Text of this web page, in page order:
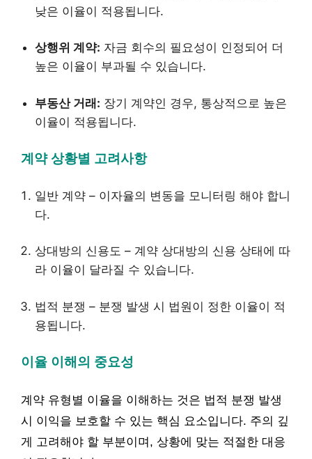
낮은 이율이 적용됩니다.
상행위 계약: 자금 회수의 필요성이 인정되어 더
높은 이율이 부과될 수 있습니다.
부동산 거래: 장기 계약인 경우, 통상적으로 높은
이율이 적용됩니다.
계약 상황별 고려사항
일반 계약 – 이자율의 변동을 모니터링 해야 합니
다.
상대방의 신용도 – 계약 상대방의 신용 상태에 따
라 이율이 달라질 수 있습니다.
법적 분쟁 – 분쟁 발생 시 법원이 정한 이율이 적
용됩니다.
이율 이해의 중요성
계약 유형별 이율을 이해하는 것은 법적 분쟁 발생
시 이익을 보호할 수 있는 핵심 요소입니다. 주의 깊
게 고려해야 할 부분이며, 상황에 맞는 적절한 대응